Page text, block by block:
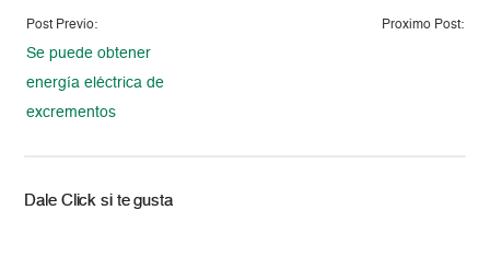
Post Previo:
Se puede obtener
energía eléctrica de
excrementos
Proximo Post:
Dale Click si te gusta